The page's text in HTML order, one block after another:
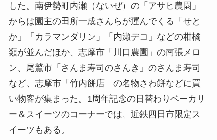
した。南伊勢町内瀬（ないぜ）の「アサヒ農園」
からは園主の田所一成さんらが運んでくる「せと
か」「カラマンダリン」「内瀬デコ」などの柑橘
類が並んだほか、志摩市「川口農園」の南張メロ
ン、尾鷲市「さんま寿司のさんき」のさんま寿司
など、志摩市「竹内餅店」の名物さわ餅などに買
い物客が集まった。1周年記念の日替わりベーカリ
ー＆スイーツのコーナーでは、近鉄四日市限定ス
イーツもある。